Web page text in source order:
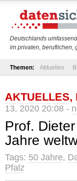
Deutschlands
im privaten, beruflichen,
Themen: Aktuelles
AKTUELLES,
13, 2020 20:08 -
Prof.
Jahre
Tags: 50 Jahre,
Pfalz